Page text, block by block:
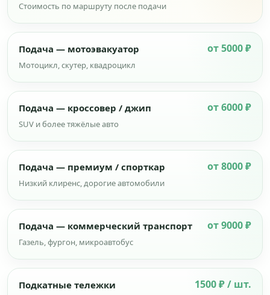
Стоимость по маршруту после подачи
Подача — мотоэвакуатор от 5000 ₽
Мотоцикл, скутер, квадроцикл
Подача — кроссовер / джип от 6000 ₽
SUV и более тяжёлые авто
Подача — премиум / спорткар от 8000 ₽
Низкий клиренс, дорогие автомобили
Подача — коммерческий транспорт от 9000 ₽
Газель, фургон, микроавтобус
Подкатные тележки 1500 ₽ / шт.